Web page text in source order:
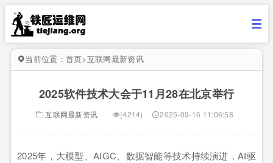
当前位置： 首页>互联网最新资讯
2025软件技术大会于11月28在北京举行
互联网最新资讯 (4214) 2025-09-16 11:06:58
2025年，大模型、AIGC、数据智能等技术持续演进，AI驱